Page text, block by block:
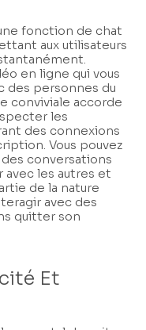
fonction de chat
aux utilisateurs
en ligne qui vous
des personnes du
conviviale accorde
les
des connexions
Vous pouvez
conversations
avec les autres et
de la nature
avec des
quitter son
Et